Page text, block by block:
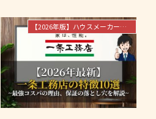
【2026年版】ハウスメーカー徹底解説